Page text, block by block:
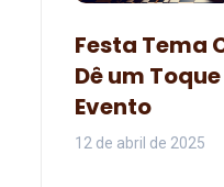
Festa Tema
Dê um
Evento
12 de abril de 2025